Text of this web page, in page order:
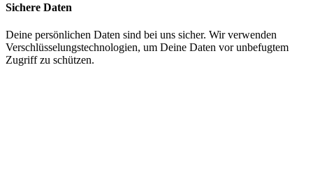
Sichere Daten
Deine persönlichen Daten sind bei uns sicher. Wir verwenden
Verschlüsselungstechnologien, um Deine Daten vor unbefugtem
Zugriff zu schützen.